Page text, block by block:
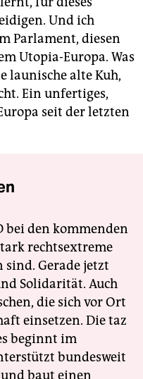
Und ich
Parlament, diesen
Utopia-Europa. Was
launische alte Kuh,
Ein unfertiges,
seit der letzten
bei den kommenden
rechtsextreme
Gerade jetzt
Solidarität. Auch
die sich vor Ort
einsetzen. Die taz
beginnt im
bundesweit
baut einen